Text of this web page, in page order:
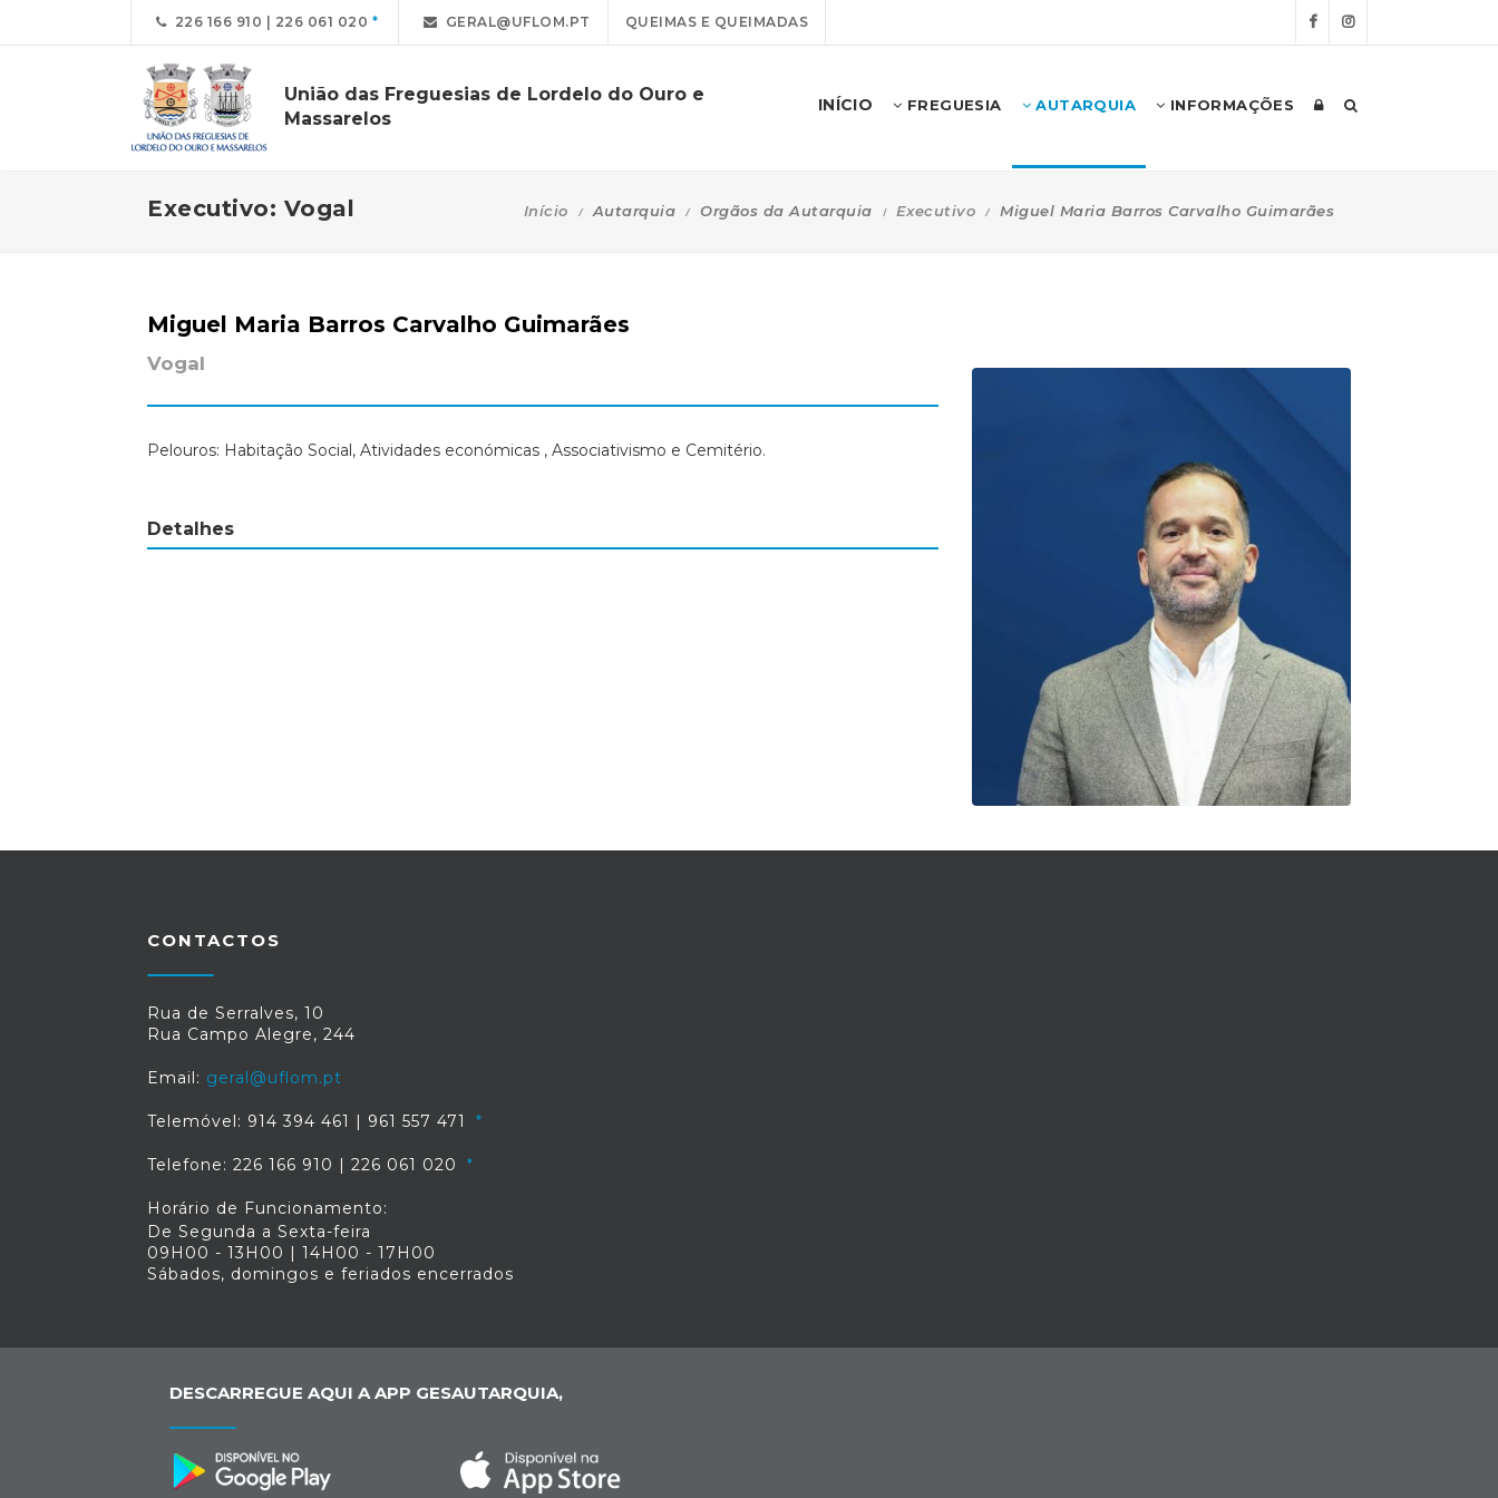
226 166 910 | 226 061 020 GERAL@UFLOM.PT QUEIMAS E QUEIMADAS
União das Freguesias de Lordelo do Ouro e
Massarelos
INÍCIO FREGUESIA AUTARQUIA INFORMAÇÕES
Executivo: Vogal Início Autarquia Orgãos da Autarquia Executivo Miguel Maria Barros Carvalho Guimarães
Miguel Maria Barros Carvalho Guimarães
Vogal
Pelouros: Habitação Social, Atividades económicas , Associativismo e Cemitério.
Detalhes
CONTACTOS
Rua de Serralves, 10
Rua Campo Alegre, 244
Email: geral@uflom.pt
Telemóvel: 914 394 461 | 961 557 471
Telefone: 226 166 910 | 226 061 020
Horário de Funcionamento:
De Segunda a Sexta-feira
09H00 - 13H00 | 14H00 - 17H00
Sábados, domingos e feriados encerrados
DESCARREGUE AQUI A APP GESAUTARQUIA,